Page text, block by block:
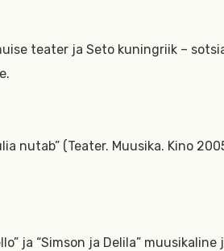
teater ja Seto kuningriik –
nutab” (Teater. Muusika. Kino
ja “Simson ja Delila”